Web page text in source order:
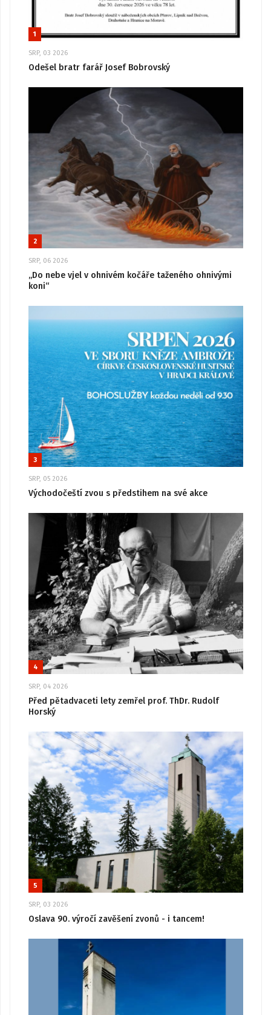
1
SRP, 03 2026
Odešel bratr farář Josef Bobrovský
2
SRP, 06 2026
„Do nebe vjel v ohnivém kočáře taženého ohnivými
koni“
3
SRP, 05 2026
Východočeští zvou s předstihem na své akce
4
SRP, 04 2026
Před pětadvaceti lety zemřel prof. ThDr. Rudolf
Horský
5
SRP, 03 2026
Oslava 90. výročí zavěšení zvonů - i tancem!